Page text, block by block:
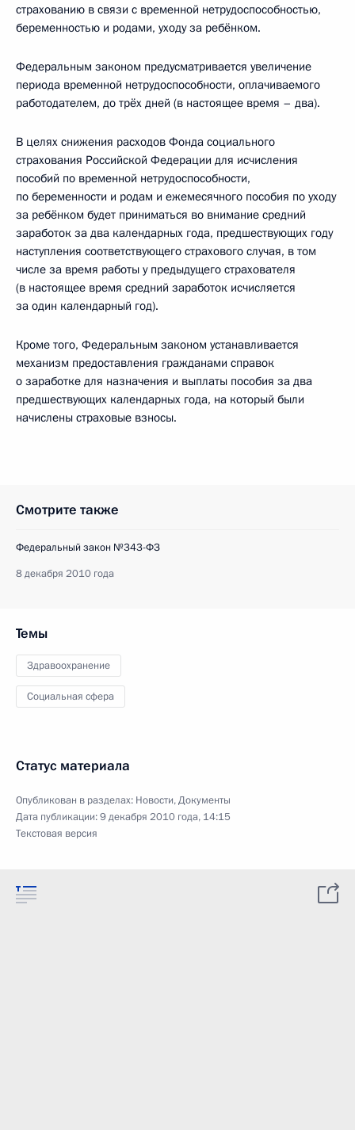
страхованию в связи с временной нетрудоспособностью,
беременностью и родами, уходу за ребёнком.
Федеральным законом предусматривается увеличение
периода временной нетрудоспособности, оплачиваемого
работодателем, до трёх дней (в настоящее время – два).
В целях снижения расходов Фонда социального
страхования Российской Федерации для исчисления
пособий по временной нетрудоспособности,
по беременности и родам и ежемесячного пособия по уходу
за ребёнком будет приниматься во внимание средний
заработок за два календарных года, предшествующих году
наступления соответствующего страхового случая, в том
числе за время работы у предыдущего страхователя
(в настоящее время средний заработок исчисляется
за один календарный год).
Кроме того, Федеральным законом устанавливается
механизм предоставления гражданами справок
о заработке для назначения и выплаты пособия за два
предшествующих календарных года, на который были
начислены страховые взносы.
Смотрите также
Федеральный закон №343-ФЗ
8 декабря 2010 года
Темы
Здравоохранение
Социальная сфера
Статус материала
Опубликован в разделах: Новости,Документы
Дата публикации:9 декабря 2010 года, 14:15
Текстовая версия